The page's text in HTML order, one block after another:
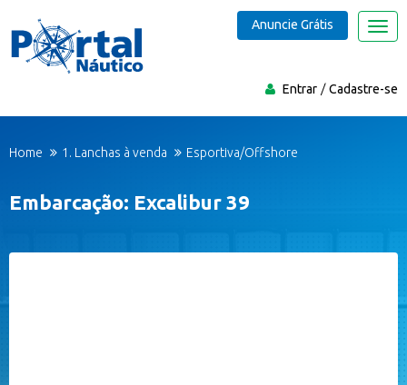
Entrar Cadastre-se
Anuncie Grátis
Home 1. Lanchas à venda Esportiva/Offshore
Embarcação: Excalibur 39